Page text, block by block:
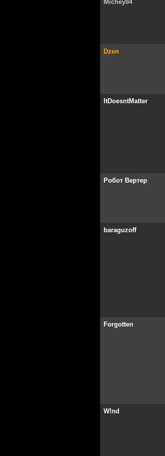
Michey84
Dzen
ItDoesntMatter
Робот Вертер
baraguzoff
Forgotten
W!nd